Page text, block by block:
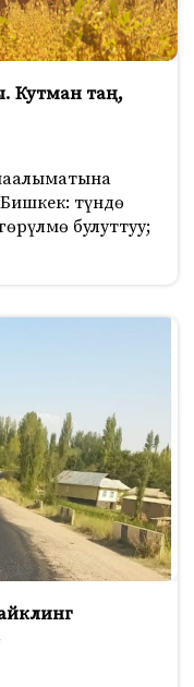
Кутман таң,
түндө
булуттуу;